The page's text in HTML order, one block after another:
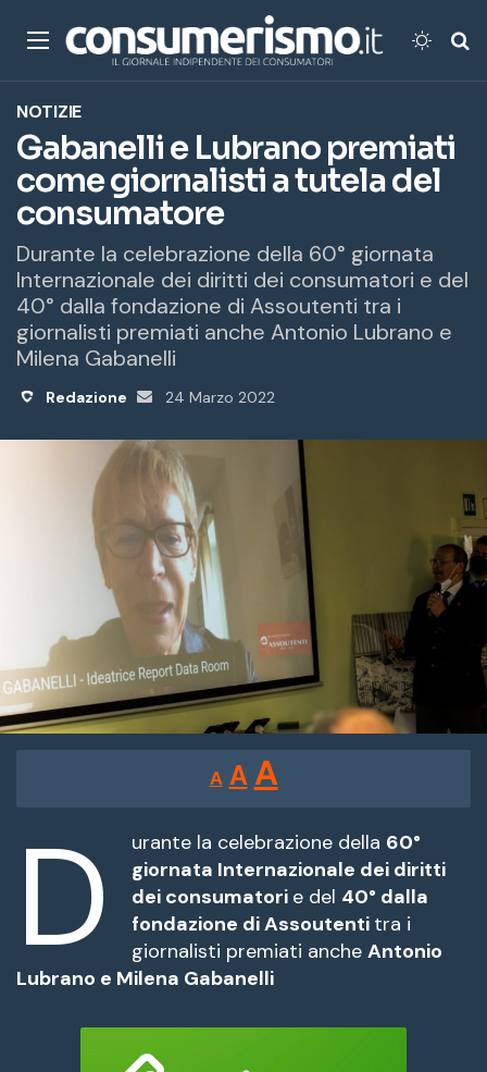
Menu
NOTIZIE
Gabanelli e Lubrano premiati
come giornalisti a tutela del
consumatore
Durante la celebrazione della 60° giornata
Internazionale dei diritti dei consumatori e del
40° dalla fondazione di Assoutenti tra i
giornalisti premiati anche Antonio Lubrano e
Milena Gabanelli
Redazione
Invia
24 Marzo 2022
A
Reducir
tamaño
de
fuente.
A Restablecer
tamaño
de
fuente
AAumentar
tamaño
de
fuente.
D urante la celebrazione della 60°
giornata Internazionale dei diritti
dei consumatori e del 40° dalla
fondazione di Assoutenti tra i
giornalisti premiati anche Antonio
Lubrano e Milena Gabanelli